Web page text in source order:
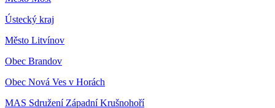
Ústecký kraj
Město Litvínov
Obec Brandov
Obec Nová Ves v Horách
MAS Sdružení Západní Krušnohoří